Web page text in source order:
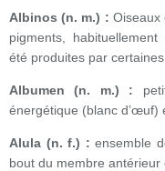
Albinos (n. m.) : Oiseaux
pigments,
été produites par certaines
Albumen (n. m.) :
énergétique (blanc d’œuf)
Alula (n. f.) : ensemble
bout du membre antérieur